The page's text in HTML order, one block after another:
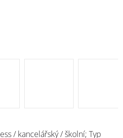
/ kancelářský / školní; Typ